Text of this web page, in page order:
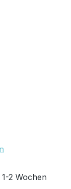
2 Wochen